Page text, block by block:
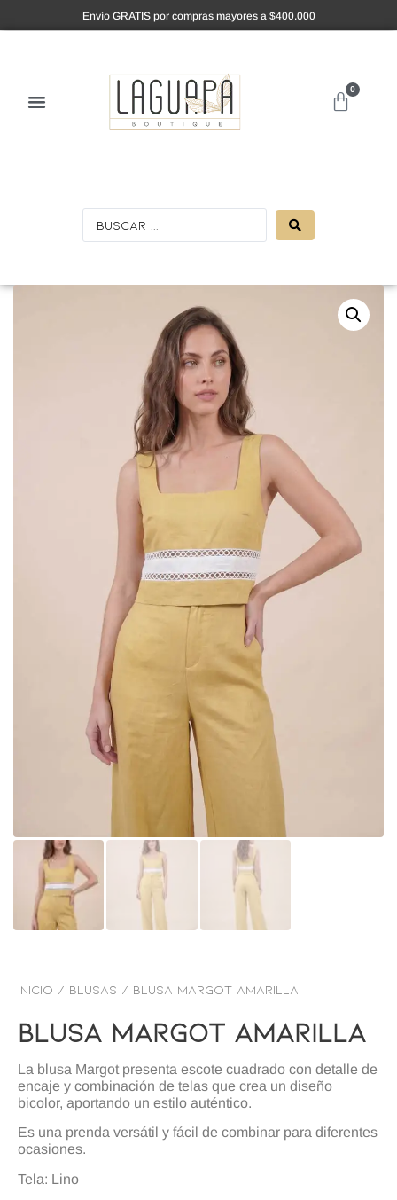
Envío GRATIS por compras mayores a $400.000
0
Inicio / BLUSAS / Blusa margot amarilla
Blusa Margot Amarilla
La blusa Margot presenta escote cuadrado con detalle de
encaje y combinación de telas que crea un diseño
bicolor, aportando un estilo auténtico.
Es una prenda versátil y fácil de combinar para diferentes
ocasiones.
Tela: Lino